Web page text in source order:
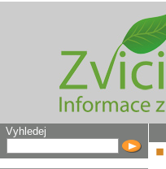
Vyhledej